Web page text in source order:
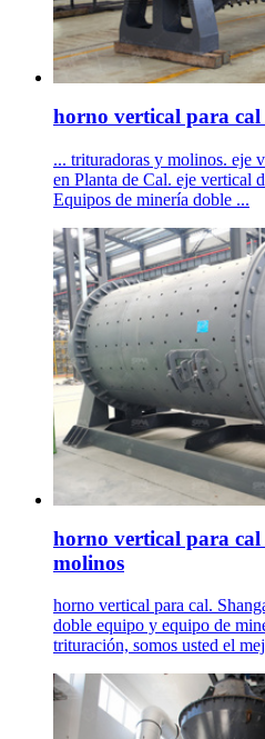
horno vertical para
... trituradoras y molinos. eje
en Planta de Cal. eje vertical
Equipos de minería doble ...
horno vertical para
molinos
horno vertical para cal.
doble equipo y equipo de
trituración, somos usted el